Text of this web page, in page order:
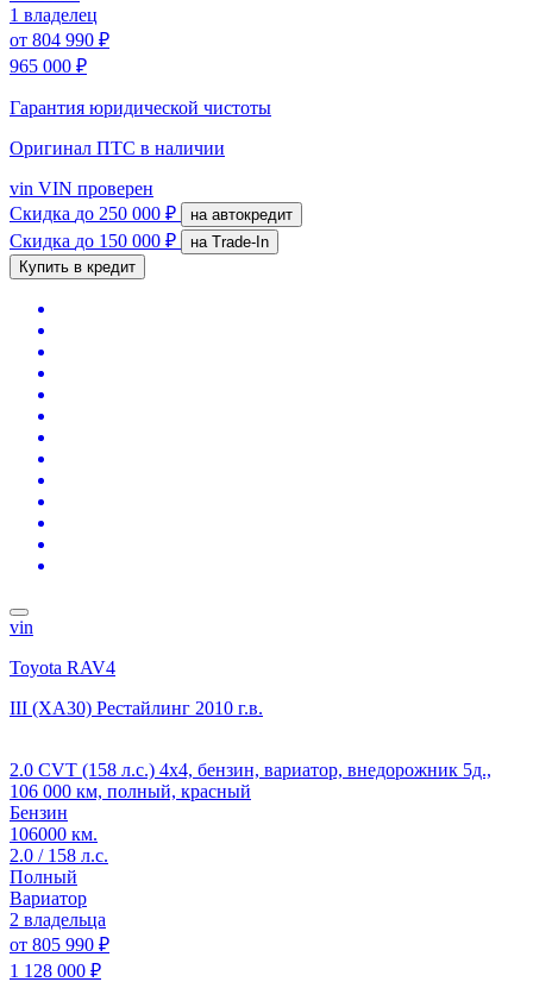
1 владелец
от 804 990 ₽
965 000 ₽
Гарантия юридической чистоты
Оригинал ПТС в наличии
vin VIN проверен
Скидка до 250 000 ₽ на автокредит
Скидка до 150 000 ₽
на Trade-In
Купить в кредит
vin
Toyota RAV4
III (XA30) Рестайлинг 2010 г.в.
2.0 CVT (158 л.с.) 4x4, бензин, вариатор, внедорожник 5д.,
106 000 км, полный, красный
Бензин
106000 км.
2.0 / 158 л.с.
Полный
Вариатор
2 владельца
от 805 990 ₽
1 128 000 ₽